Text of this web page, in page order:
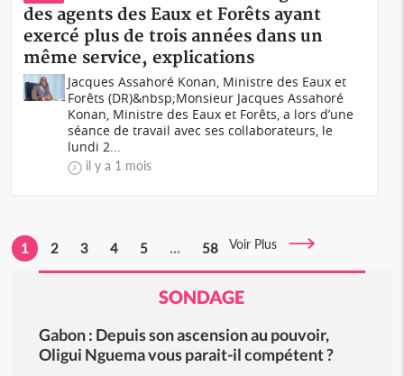
des agents des Eaux et Forêts ayant
exercé plus de trois années dans un
même service, explications
Jacques Assahoré Konan, Ministre des Eaux et
Forêts (DR)&nbsp;Monsieur Jacques Assahoré
Konan, Ministre des Eaux et Forêts, a lors d’une
séance de travail avec ses collaborateurs, le
lundi 2...
il y a 1 mois
1 2 3 4 5 ... 58 Voir Plus
SONDAGE
Gabon : Depuis son ascension au pouvoir,
Oligui Nguema vous parait-il compétent ?